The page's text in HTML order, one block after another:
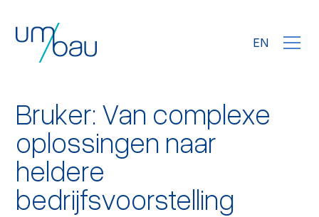
EN
Bruker: Van complexe
oplossingen naar
heldere
bedrijfsvoorstelling